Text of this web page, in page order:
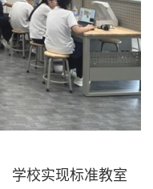
学校实现标准教室